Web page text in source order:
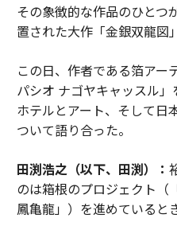
その象徴的な作品のひとつ
置された大作「金銀双龍図
この日、作者である箔アー
パシオ ナゴヤキャッスル」
ホテルとアート、そして日
ついて語り合った。
田渕浩之（以下、田渕）：
のは箱根のプロジェクト（
鳳亀龍」）を進めていると